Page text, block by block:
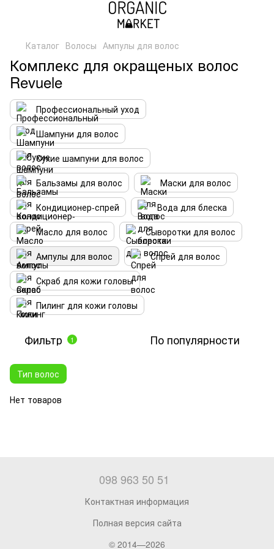
Каталог Волосы Ампулы для волос
Комплекс для окращеных волос
Revuele
Профессиональный уход
Шампуни для волос
Сухие шампуни для волос
Бальзамы для волос
Маски для волос
Кондиционер-спрей
Вода для блеска
Масло для волос
Сыворотки для волос
Ампулы для волос
Спрей для волос
Скраб для кожи головы
Пилинг для кожи головы
Фильтр 1 По популярности
Тип волос
Нет товаров
098 963 50 51
Контактная информация
Полная версия сайта
© 2014—2026